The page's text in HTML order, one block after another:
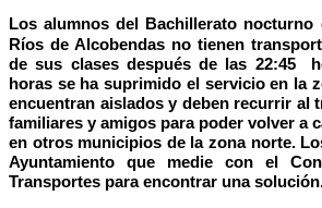
Los alumnos del Bachillerato
Ríos de Alcobendas no tienen
de sus clases después de las 22:45
horas se ha suprimido el servicio en la
encuentran aislados y deben recurrir al
familiares y amigos para poder volver a
en otros municipios de la zona norte.
Ayuntamiento que medie con el
Transportes para encontrar una